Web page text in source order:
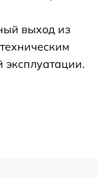
выход из